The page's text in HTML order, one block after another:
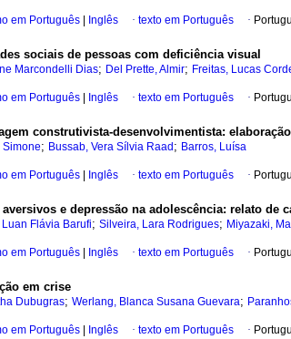
em Português Inglês · texto em Português ·
sociais de pessoas com deficiência visual
Marcondelli Dias; Del Prette, Almir; Freitas, Lucas
em Português Inglês · texto em Português ·
construtivista-desenvolvimentista:
Simone; Bussab, Vera Sílvia Raad ; Barros, Luísa
em Português Inglês · texto em Português ·
aversivos e depressão na adolescência: relato de
Flávia Barufi; Silveira, Lara Rodrigues; Miyazaki,
em Português Inglês · texto em Português ·
em crise
Dubugras; Werlang, Blanca Susana Guevara;
em Português Inglês · texto em Português ·